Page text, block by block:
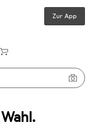
Zur App
Soss Möbelscharniere